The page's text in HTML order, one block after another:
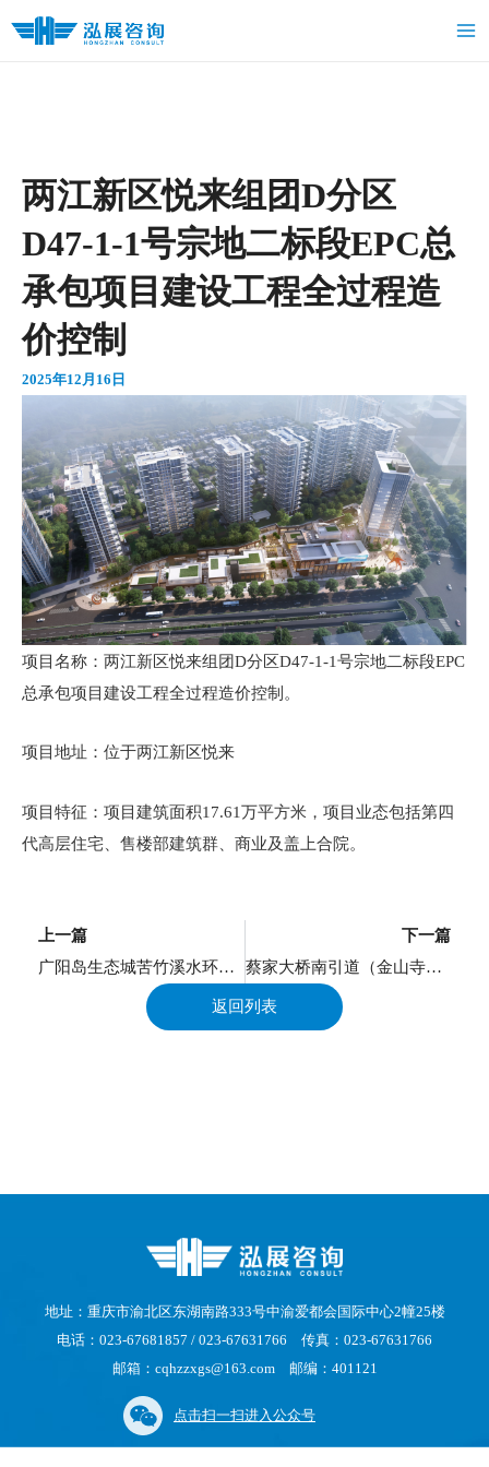
两江新区悦来组团D分区
D47-1-1号宗地二标段EPC总
承包项目建设工程全过程造
价控制
2025年12月16日
项目名称：两江新区悦来组团D分区D47-1-1号宗地二标段EPC
总承包项目建设工程全过程造价控制。
项目地址：位于两江新区悦来
项目特征：项目建筑面积17.61万平方米，项目业态包括第四
代高层住宅、售楼部建筑群、商业及盖上合院。
上一篇
广阳岛生态城苦竹溪水环境和河道安全整治工程（二期）概算评审
下一篇
蔡家大桥南引道（金山寺立交）工程项目结算审计
返回列表
地址：重庆市渝北区东湖南路333号中渝爱都会国际中心2幢25楼
电话：023-67681857 / 023-67631766 传真：023-67631766
邮箱：cqhzzxgs@163.com 邮编：401121
点击扫一扫进入公众号